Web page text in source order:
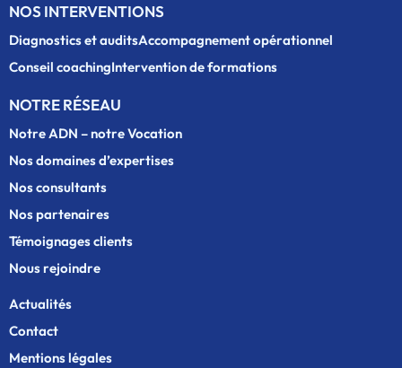
NOS INTERVENTIONS
Diagnostics et auditsAccompagnement opérationnel
Conseil coachingIntervention de formations
NOTRE RÉSEAU
Notre ADN – notre Vocation
Nos domaines d’expertises
Nos consultants
Nos partenaires
Témoignages clients
Nous rejoindre
Actualités
Contact
Mentions légales